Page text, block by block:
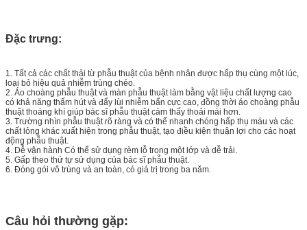
Đặc trưng:
1. Tất cả các chất thải từ phẫu thuật của bệnh nhân được hấp thụ cùng một lúc,
loại bỏ hiệu quả nhiễm trùng chéo.
2. Áo choàng phẫu thuật và màn phẫu thuật làm bằng vật liệu chất lượng cao
có khả năng thấm hút và đẩy lùi nhiễm bẩn cực cao, đồng thời áo choàng phẫu
thuật thoáng khí giúp bác sĩ phẫu thuật cảm thấy thoải mái hơn.
3. Trường nhìn phẫu thuật rõ ràng và có thể nhanh chóng hấp thụ máu và các
chất lỏng khác xuất hiện trong phẫu thuật, tạo điều kiện thuận lợi cho các hoạt
động phẫu thuật.
4. Dễ vận hành Có thể sử dụng rèm lỗ trong một lớp và dễ trải.
5. Gấp theo thứ tự sử dụng của bác sĩ phẫu thuật.
6. Đóng gói vô trùng và an toàn, có giá trị trong ba năm.
Câu hỏi thường gặp: